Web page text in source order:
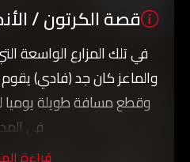
قصة الكرتون /
في تلك المزارع الواسعة
والماعز كان جد (فادي)
وقطع مسافة طويلة يوميا
في
فادي الولد الطيب الذي
قراءة